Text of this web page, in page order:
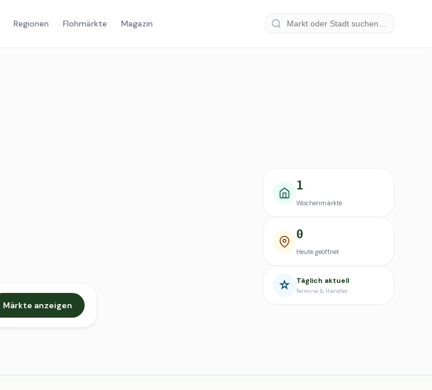
Regionen Flohmärkte Magazin
Märkte anzeigen
1
Wochenmärkte
0
Heute geöffnet
Täglich aktuell
Termine & Händler